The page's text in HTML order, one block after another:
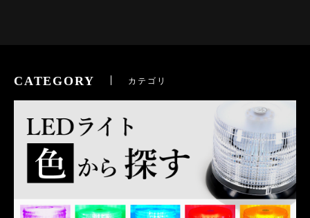
CATEGORY カテゴリ